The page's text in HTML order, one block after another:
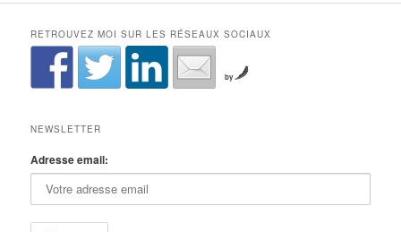
RETROUVEZ MOI SUR LES RÉSEAUX SOCIAUX
by
NEWSLETTER
Adresse email: